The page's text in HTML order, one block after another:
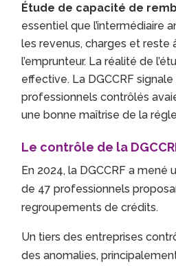
Étude de capacité de
essentiel que l’intermédiaire
les revenus, charges et reste
l’emprunteur. La réalité de
effective. La DGCCRF
professionnels contrôlés
une bonne maîtrise de la
Le contrôle de la
En 2024, la DGCCRF a mené
de 47 professionnels
regroupements de crédits.
Un tiers des entreprises
des anomalies,